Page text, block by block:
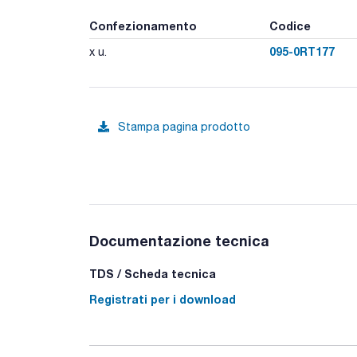
Confezionamento Codice
x u. 095-0RT177
Stampa pagina prodotto
Documentazione tecnica
TDS / Scheda tecnica
Registrati per i download